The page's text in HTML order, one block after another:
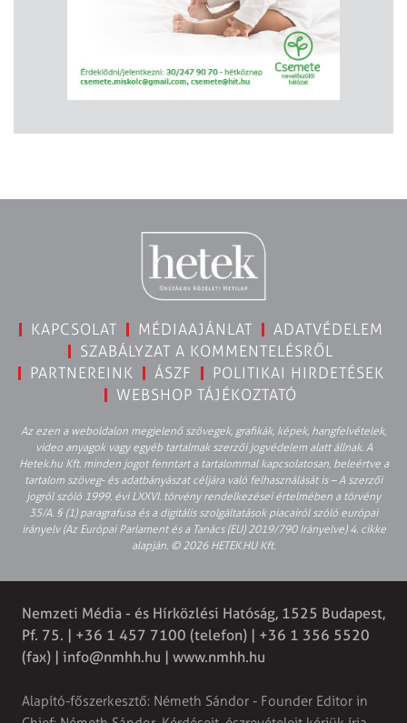
KAPCSOLAT MÉDIAAJÁNLAT
ADATVÉDELEM
SZABÁLYZAT A KOMMENTELÉSRŐL
PARTNEREINK
ÁSZF
POLITIKAI HIRDETÉSEK
WEBSHOP TÁJÉKOZTATÓ
Az ezen a weboldalon megjelenő szövegek, grafikák, képek, hangfelvételek,
video anyagok vagy egyéb tartalmak szerzői jogvédelem alatt állnak. A
Hetek.hu Kft. minden jogot fenntart a tartalommal kapcsolatosan, beleértve a
tartalom szöveg- és adatbányászat céljára való felhasználását is – A szerzői
jogról szóló 1999. évi LXXVI. törvény rendelkezései értelmében a törvény
35/A. § (1) paragrafusa és a digitális szolgáltatások piacairól szóló európai
irányelv (Az Európai Parlament és a Tanács (EU) 2019/790 Irányelve) 4. cikke
alapján. © 2026 HETEK.HU Kft.
Nemzeti Média - és Hírközlési Hatóság, 1525 Budapest,
Pf. 75. | +36 1 457 7100 (telefon) | +36 1 356 5520
(fax) | info@nmhh.hu | www.nmhh.hu
Alapító-főszerkesztő: Németh Sándor - Founder Editor in